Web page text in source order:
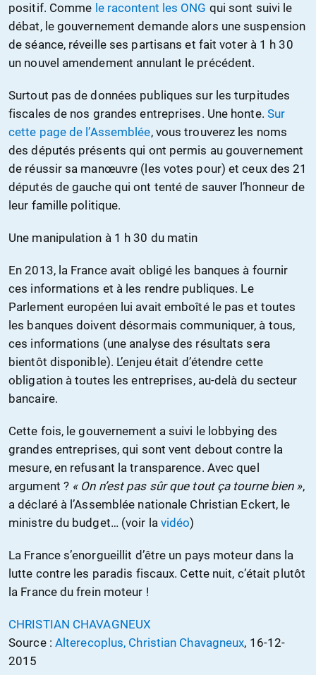
positif. Comme le racontent les ONG qui sont suivi le
débat, le gouvernement demande alors une suspension
de séance, réveille ses partisans et fait voter à 1 h 30
un nouvel amendement annulant le précédent.
Surtout pas de données publiques sur les turpitudes
fiscales de nos grandes entreprises. Une honte. Sur
cette page de l’Assemblée, vous trouverez les noms
des députés présents qui ont permis au gouvernement
de réussir sa manœuvre (les votes pour) et ceux des 21
députés de gauche qui ont tenté de sauver l’honneur de
leur famille politique.
Une manipulation à 1 h 30 du matin
En 2013, la France avait obligé les banques à fournir
ces informations et à les rendre publiques. Le
Parlement européen lui avait emboîté le pas et toutes
les banques doivent désormais communiquer, à tous,
ces informations (une analyse des résultats sera
bientôt disponible). L’enjeu était d’étendre cette
obligation à toutes les entreprises, au-delà du secteur
bancaire.
Cette fois, le gouvernement a suivi le lobbying des
grandes entreprises, qui sont vent debout contre la
mesure, en refusant la transparence. Avec quel
argument ? « On n’est pas sûr que tout ça tourne bien »,
a déclaré à l’Assemblée nationale Christian Eckert, le
ministre du budget… (voir la vidéo)
La France s’enorgueillit d’être un pays moteur dans la
lutte contre les paradis fiscaux. Cette nuit, c’était plutôt
la France du frein moteur !
CHRISTIAN CHAVAGNEUX
Source : Alterecoplus, Christian Chavagneux, 16-12-
2015